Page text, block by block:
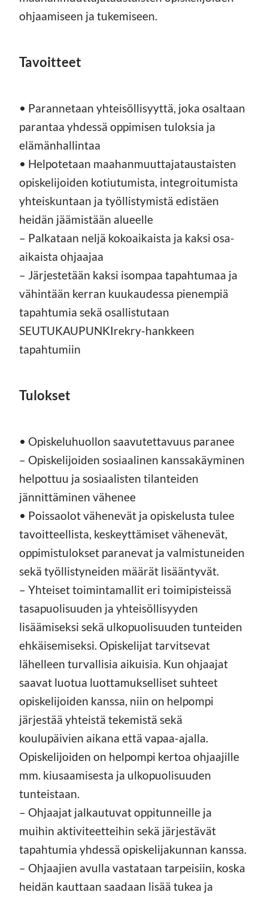
ohjaamiseen ja tukemiseen.
Tavoitteet
• Parannetaan yhteisöllisyyttä, joka osaltaan
parantaa yhdessä oppimisen tuloksia ja
elämänhallintaa
• Helpotetaan maahanmuuttajataustaisten
opiskelijoiden kotiutumista, integroitumista
yhteiskuntaan ja työllistymistä edistäen
heidän jäämistään alueelle
– Palkataan neljä kokoaikaista ja kaksi osa-
aikaista ohjaajaa
– Järjestetään kaksi isompaa tapahtumaa ja
vähintään kerran kuukaudessa pienempiä
tapahtumia sekä osallistutaan
SEUTUKAUPUNKIrekry-hankkeen
tapahtumiin
Tulokset
• Opiskeluhuollon saavutettavuus paranee
– Opiskelijoiden sosiaalinen kanssakäyminen
helpottuu ja sosiaalisten tilanteiden
jännittäminen vähenee
• Poissaolot vähenevät ja opiskelusta tulee
tavoitteellista, keskeyttämiset vähenevät,
oppimistulokset paranevat ja valmistuneiden
sekä työllistyneiden määrät lisääntyvät.
– Yhteiset toimintamallit eri toimipisteissä
tasapuolisuuden ja yhteisöllisyyden
lisäämiseksi sekä ulkopuolisuuden tunteiden
ehkäisemiseksi. Opiskelijat tarvitsevat
lähelleen turvallisia aikuisia. Kun ohjaajat
saavat luotua luottamukselliset suhteet
opiskelijoiden kanssa, niin on helpompi
järjestää yhteistä tekemistä sekä
koulupäivien aikana että vapaa-ajalla.
Opiskelijoiden on helpompi kertoa ohjaajille
mm. kiusaamisesta ja ulkopuolisuuden
tunteistaan.
– Ohjaajat jalkautuvat oppitunneille ja
muihin aktiviteetteihin sekä järjestävät
tapahtumia yhdessä opiskelijakunnan kanssa.
– Ohjaajien avulla vastataan tarpeisiin, koska
heidän kauttaan saadaan lisää tukea ja